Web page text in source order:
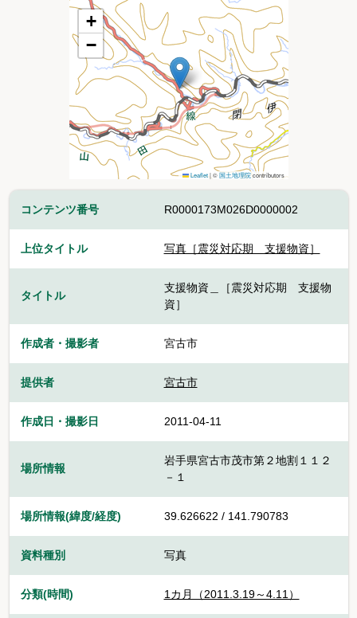
+
−
Leaflet |©国土地理院contributors
コンテンツ番号 R0000173M026D0000002
上位タイトル 写真［震災対応期 支援物資］
タイトル
支援物資＿［震災対応期 支援物
資］
作成者・撮影者 宮古市
提供者 宮古市
作成日・撮影日 2011-04-11
場所情報
岩手県宮古市茂市第２地割１１２
－１
場所情報(緯度/経度) 39.626622 / 141.790783
資料種別 写真
分類(時間) 1カ月（2011.3.19～4.11）